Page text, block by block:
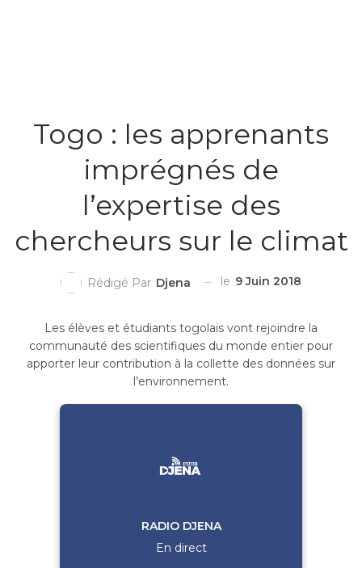
Togo : les apprenants
imprégnés de
l’expertise des
chercheurs sur le climat
Rédigé Par Djena le 9 Juin 2018
Les élèves et étudiants togolais vont rejoindre la
communauté des scientifiques du monde entier pour
apporter leur contribution à la collette des données sur
l’environnement.
RADIO DJENA
En direct